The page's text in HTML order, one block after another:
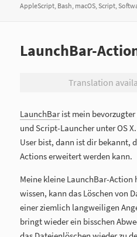
am
AppleScript Bash macOS ,Script ,
LaunchBar-
Translation
LaunchBarist mein
und Script-Launcher unter OS
User bist, dann ist dir bekannt,
Actions erweitert werden kann.
Meine kleine LaunchBar-Action
wissen, kann das Löschen von
einer ziemlich langweiligen
bringt wieder ein bisschen